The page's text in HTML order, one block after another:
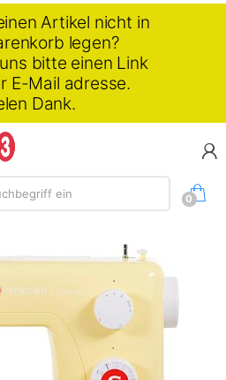
Artikel nicht in
legen?
bitte einen Link
E-Mail adresse.
Dank.
ein
0